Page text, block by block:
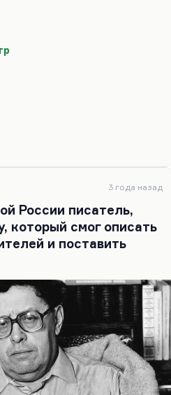
самую раннюю его
дикую атмосферу
Петра»… Как раз сейчас
так что многим, я
что жаловались
а для меня она с
точным выражением
войны, всеобщая
раздражение приводит к
3 года назад
России писатель,
который смог описать
и поставить